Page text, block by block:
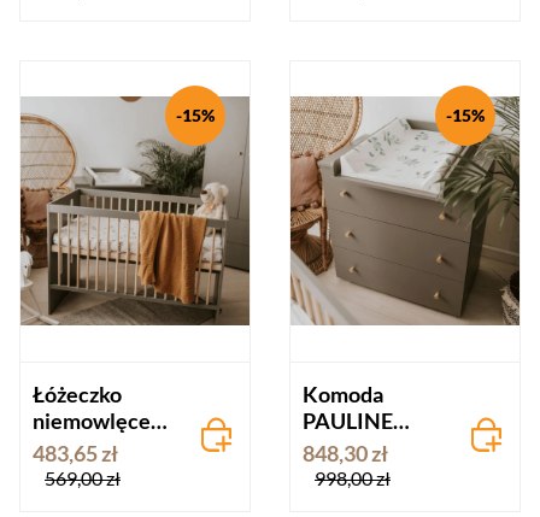
Łóżeczko
niemowlęce
60x120
PAULINE
483,65 zł
569,00 zł
-15%
Komoda
PAULINE
grafit-sosna
848,30 zł
998,00 zł
-15%